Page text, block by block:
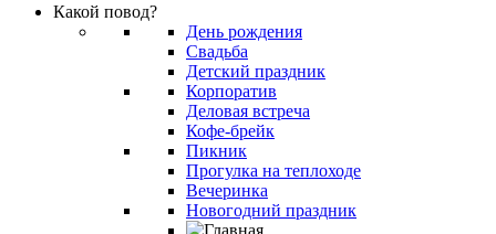
Какой повод?
День рождения
Свадьба
Детский праздник
Корпоратив
Деловая встреча
Кофе-брейк
Пикник
Прогулка на теплоходе
Вечеринка
Новогодний праздник